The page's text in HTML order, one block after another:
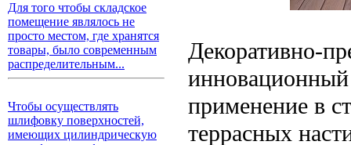
Для того чтобы складское
помещение являлось не
просто местом, где хранятся
товары, было современным
распределительным...
Чтобы осуществлять
шлифовку поверхностей,
имеющих цилиндрическую
Декоративно-
применение в
террасных